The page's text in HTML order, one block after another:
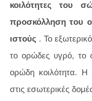
κοιλότητες του
προσκόλληση του
ιστούς . Το
το ορώδες υγρό, το
ορώδη κοιλότητα. Η
στις εσωτερικές